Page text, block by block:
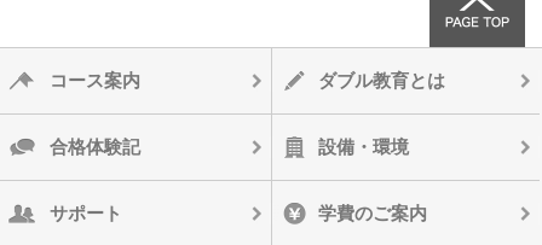
コース案内 ダブル教育とは
合格体験記 設備・環境
サポート 学費のご案内